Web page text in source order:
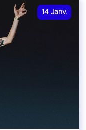
14 Janv.